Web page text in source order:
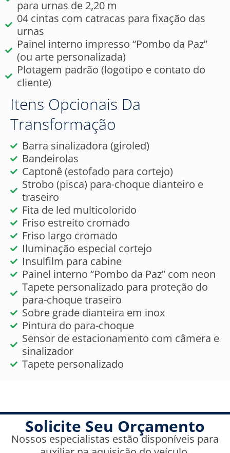
para urnas de 2,20 m
04 cintas com catracas para fixação das
urnas
Painel interno impresso “Pombo da Paz”
(ou arte personalizada)
Plotagem padrão (logotipo e contato do
cliente)
Itens Opcionais Da
Transformação
Barra sinalizadora (giroled)
Bandeirolas
Captonê (estofado para cortejo)
Strobo (pisca) para-choque dianteiro e
traseiro
Fita de led multicolorido
Friso estreito cromado
Friso largo cromado
Iluminação especial cortejo
Insulfilm para cabine
Painel interno “Pombo da Paz” com neon
Tapete personalizado para proteção do
para-choque traseiro
Sobre grade dianteira em inox
Pintura do para-choque
Sensor de estacionamento com câmera e
sinalizador
Tapete personalizado
Solicite Seu Orçamento
Nossos especialistas estão disponíveis para